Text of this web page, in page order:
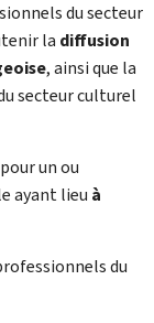
du secteur
la diffusion
, ainsi que la
secteur culturel
un ou
ayant lieu à
du